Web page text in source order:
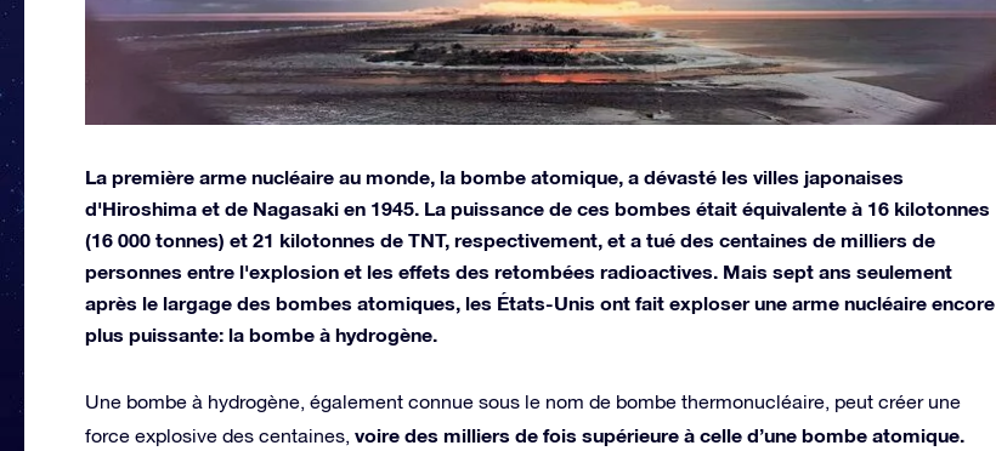
La première arme nucléaire au monde, la bombe atomique, a dévasté les villes japonaises
d'Hiroshima et de Nagasaki en 1945. La puissance de ces bombes était équivalente à 16 kilotonnes
(16 000 tonnes) et 21 kilotonnes de TNT, respectivement, et a tué des centaines de milliers de
personnes entre l'explosion et les effets des retombées radioactives. Mais sept ans seulement
après le largage des bombes atomiques, les États-Unis ont fait exploser une arme nucléaire encore
plus puissante: la bombe à hydrogène.
Une bombe à hydrogène, également connue sous le nom de bombe thermonucléaire, peut créer une
force explosive des centaines, voire des milliers de fois supérieure à celle d’une bombe atomique.